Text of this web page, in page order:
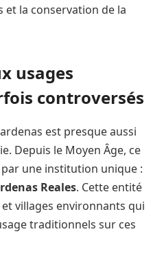
la conservation de la
usages
controversés
est presque aussi
Depuis le Moyen Âge, ce
une institution unique :
Reales. Cette entité
villages environnants qui
traditionnels sur ces